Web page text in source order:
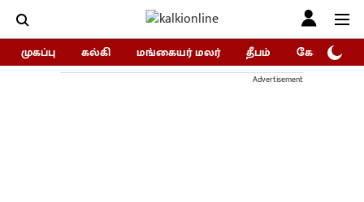
முகப்பு கல்கி மங்கையர் மலர் தீபம் கோகுலம்/
Advertisement